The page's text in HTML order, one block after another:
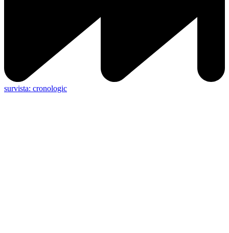
survista: cronologic